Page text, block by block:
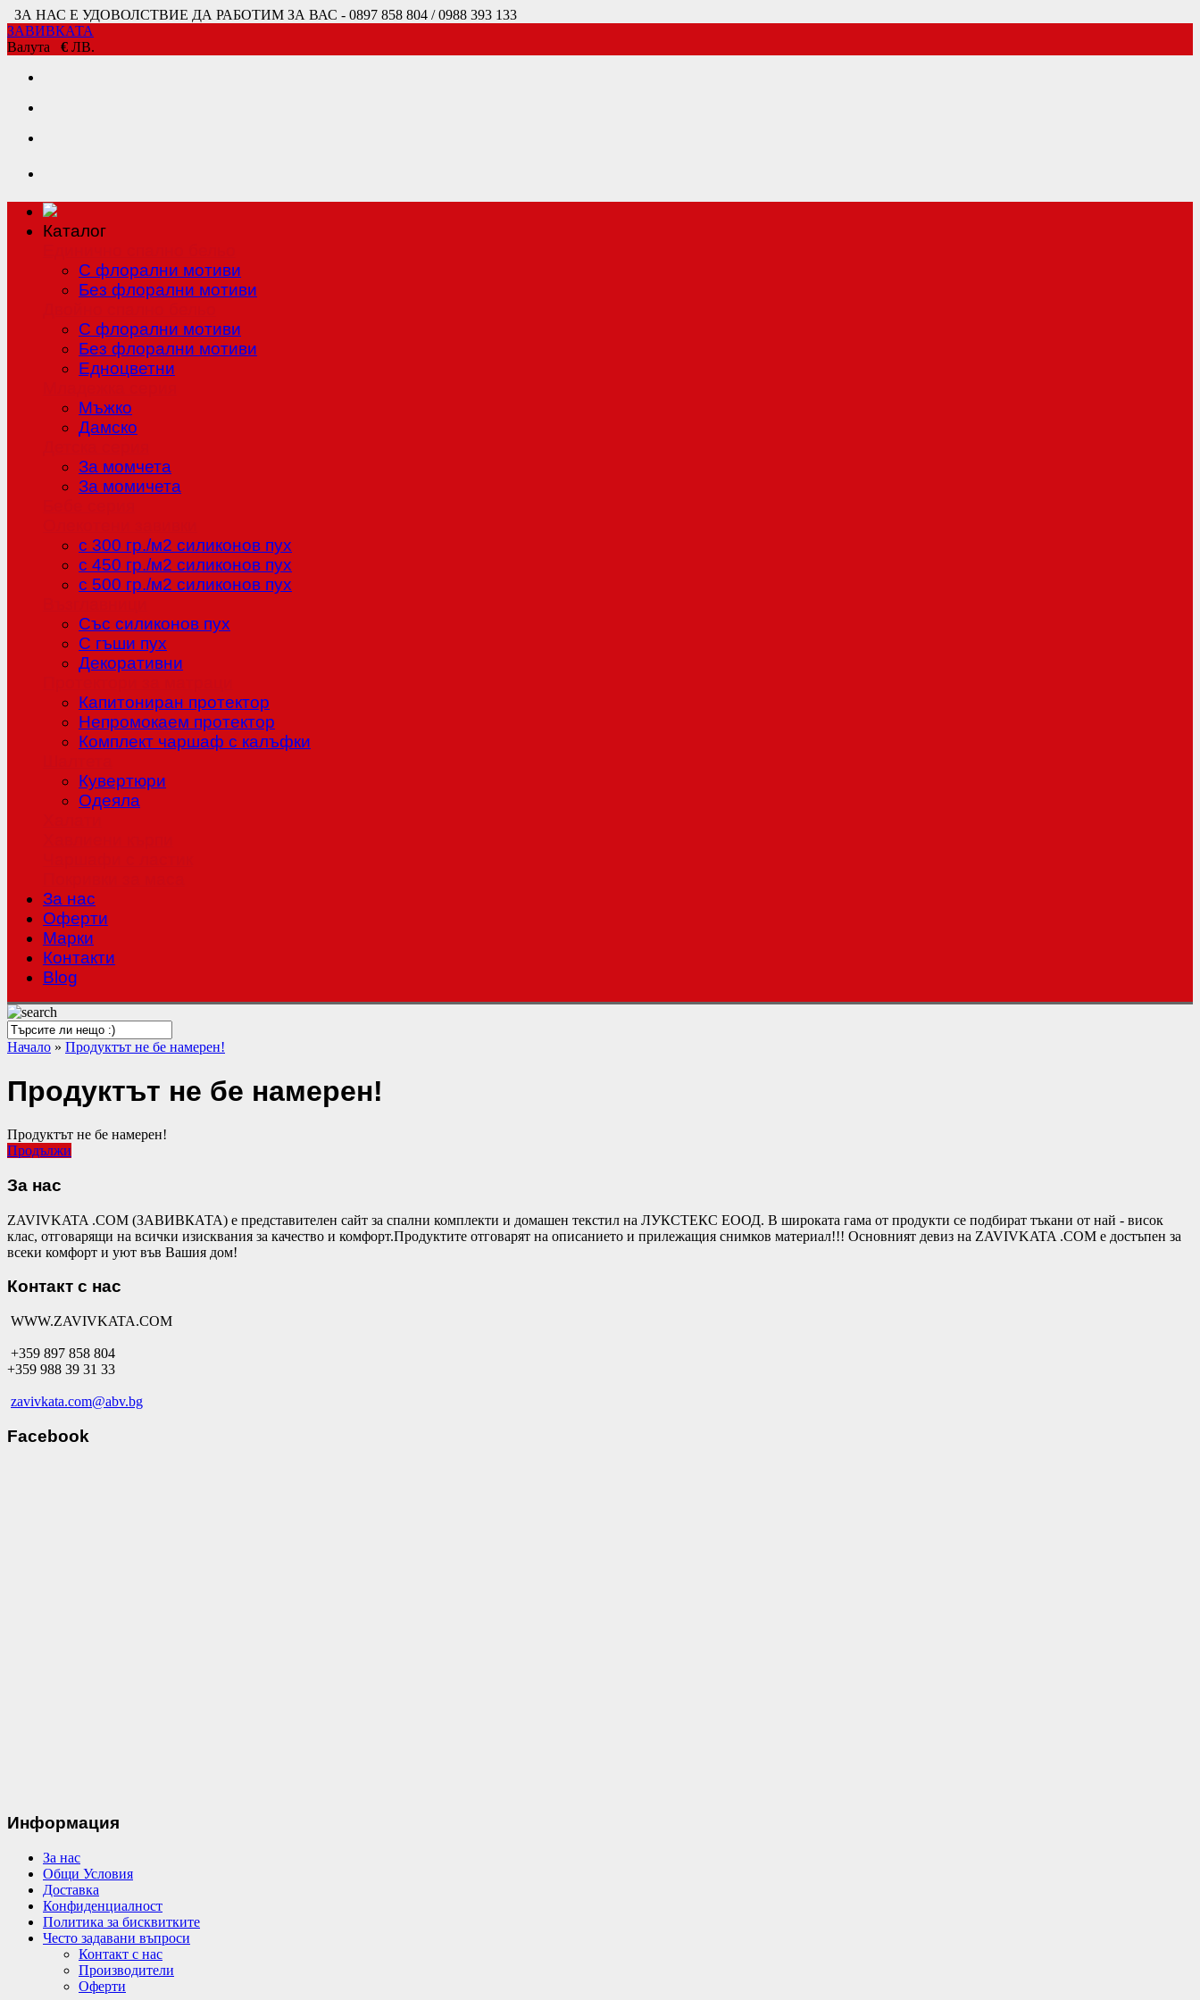
ЗА НАС Е УДОВОЛСТВИЕ ДА РАБОТИМ ЗА ВАС - 0897 858 804 / 0988 393 133
ЗАВИВКАТА
Валута € ЛВ.
Каталог
С флорални мотиви
Без флорални мотиви
С флорални мотиви
Без флорални мотиви
Едноцветни
Мъжко
Дамско
За момчета
За момичета
с 300 гр./м2 силиконов пух
с 450 гр./м2 силиконов пух
с 500 гр./м2 силиконов пух
Със силиконов пух
С гъши пух
Декоративни
Капитониран протектор
Непромокаем протектор
Комплект чаршаф с калъфки
Кувертюри
Одеяла
За нас
Оферти
Mарки
Контакти
Blog
Начало » Продуктът не бе намерен!
Продуктът не бе намерен!
Продуктът не бе намерен!
Продължи
За нас
ZAVIVKATA .COM (ЗАВИВКАТА) е представителен сайт за спални комплекти и домашен текстил на ЛУКСТЕКС ЕООД. В широката гама от продукти се подбират тъкани от най - висок
клас, отговарящи на всички изисквания за качество и комфорт.Продуктите отговарят на описанието и прилежащия снимков материал!!! Основният девиз на ZAVIVKATA .COM е достъпен за
всеки комфорт и уют във Вашия дом!
Контакт с нас
WWW.ZAVIVKATA.COM
+359 897 858 804
+359 988 39 31 33
zavivkata.com@abv.bg
Facebook
Информация
За нас
Общи Условия
Доставка
Конфиденциалност
Политика за бисквитките
Често задавани въпроси
Контакт с нас
Производители
Оферти